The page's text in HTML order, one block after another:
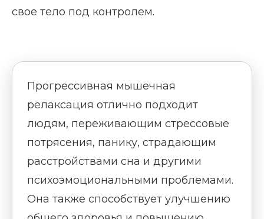
свое тело под контролем.
Прогрессивная мышечная
релаксация отлично подходит
людям, переживающим стрессовые
потрясения, панику, страдающим
расстройствами сна и другими
психоэмоциональными проблемами.
Она также способствует улучшению